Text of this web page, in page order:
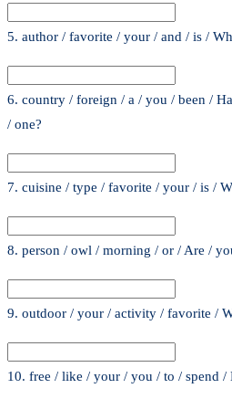
5. author / favorite / your / and / is /
6. country / foreign / a / you / been /
/ one?
7. cuisine / type / favorite / your / is /
8. person / owl / morning / or / Are /
9. outdoor / your / activity / favorite /
10. free / like / your / you / to / spend /